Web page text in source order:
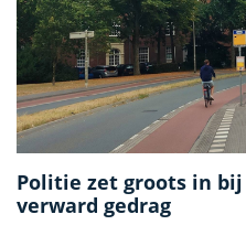
Politie zet groots in
verward gedrag